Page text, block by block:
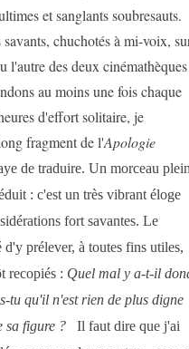
et sanglants soubresauts.
chuchotés à mi-voix,
l'autre des deux cinémathèques
au moins une fois chaque
d'effort solitaire, je
fragment de l'Apologie
de traduire. Un morceau
: c'est un très vibrant éloge
fort savantes. Le
prélever, à toutes fins utiles,
recopiés : Quel mal y a-t-il
tu qu'il n'est rien de plus digne
sa figure ?
Il faut dire que j'ai